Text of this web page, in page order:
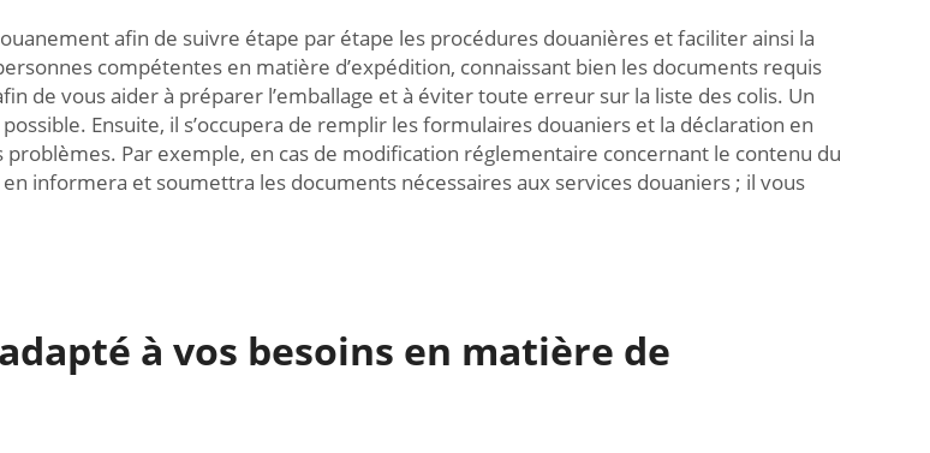
afin de suivre étape par étape les procédures douanières et faciliter ainsi la
compétentes en matière d’expédition, connaissant bien les documents requis
de vous aider à préparer l’emballage et à éviter toute erreur sur la liste des colis. Un
Ensuite, il s’occupera de remplir les formulaires douaniers et la déclaration en
Par exemple, en cas de modification réglementaire concernant le contenu du
informera et soumettra les documents nécessaires aux services douaniers ; il vous
à vos besoins en matière de